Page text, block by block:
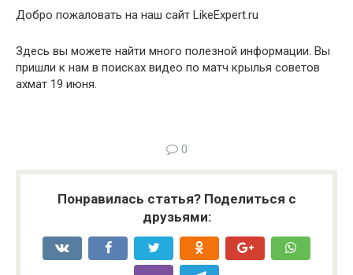
Добро пожаловать на наш сайт LikeExpert.ru
Здесь вы можете найти много полезной информации. Вы
пришли к нам в поисках видео по матч крылья советов
ахмат 19 июня.
0
Понравилась статья? Поделиться с
друзьями: